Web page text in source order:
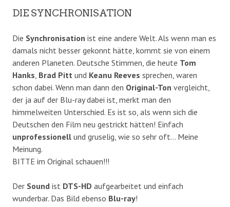
DIE SYNCHRONISATION
Die Synchronisation ist eine andere Welt. Als wenn man es
damals nicht besser gekonnt hätte, kommt sie von einem
anderen Planeten. Deutsche Stimmen, die heute Tom
Hanks, Brad Pitt und Keanu Reeves sprechen, waren
schon dabei. Wenn man dann den Original-Ton vergleicht,
der ja auf der Blu-ray dabei ist, merkt man den
himmelweiten Unterschied. Es ist so, als wenn sich die
Deutschen den Film neu gestrickt hätten! Einfach
unprofessionell und gruselig, wie so sehr oft… Meine
Meinung.
BITTE im Original schauen!!!
Der Sound ist DTS-HD aufgearbeitet und einfach
wunderbar. Das Bild ebenso Blu-ray!